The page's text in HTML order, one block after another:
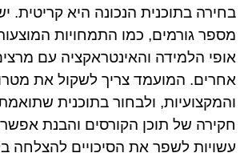
בחירה בתוכנית הנכונה היא קריטית.
מספר גורמים, כמו התמחויות
אופי הלמידה והאינטראקציה עם
אחרים. המועמד צריך לשקול את
והמקצועיות, ולבחור בתוכנית
חקירה של תוכן הקורסים והבנת
עשויות לשפר את הסיכויים להצלחה